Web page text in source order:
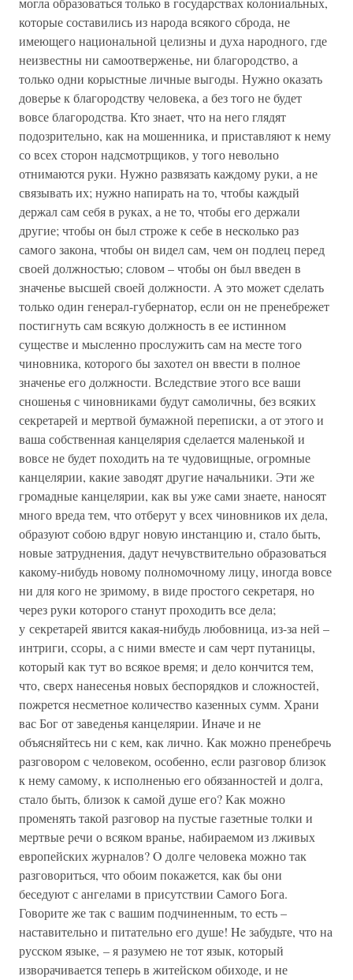
которые составились из народа всякого сброда, не
имеющего национальной целизны и духа народного, где
неизвестны ни самоотверженье, ни благородство, а
только одни корыстные личные выгоды. Нужно оказать
доверье к благородству человека, а без того не будет
вовсе благородства. Кто знает, что на него глядят
подозрительно, как на мошенника, и приставляют к нему
со всех сторон надсмотрщиков, у того невольно
отнимаются руки. Нужно развязать каждому руки, а не
связывать их; нужно напирать на то, чтобы каждый
держал сам себя в руках, а не то, чтобы его держали
другие; чтобы он был строже к себе в несколько раз
самого закона, чтобы он видел сам, чем он подлец перед
своей должностью; словом – чтобы он был введен в
значенье высшей своей должности. A это может сделать
только один генерал-губернатор, если он не пренебрежет
постигнуть сам всякую должность в ее истинном
существе и мысленно прослужить сам на месте того
чиновника, которого бы захотел он ввести в полное
значенье его должности. Вследствие этого все ваши
сношенья с чиновниками будут самоличны, без всяких
секретарей и мертвой бумажной переписки, а от этого и
ваша собственная канцелярия сделается маленькой и
вовсе не будет походить на те чудовищные, огромные
канцелярии, какие заводят другие начальники. Эти же
громадные канцелярии, как вы уже сами знаете, наносят
много вреда тем, что отберут у всех чиновников их дела,
образуют собою вдруг новую инстанцию и, стало быть,
новые затруднения, дадут нечувствительно образоваться
какому-нибудь новому полномочному лицу, иногда вовсе
ни для кого не зримому, в виде простого секретаря, но
через руки которого станут проходить все дела;
у секретарей явится какая-нибудь любовница, из-за ней –
интриги, ссоры, а с ними вместе и сам черт путаницы,
который как тут во всякое время; и дело кончится тем,
что, сверх нанесенья новых беспорядков и сложностей,
пожрется несметное количество казенных сумм. Храни
вас Бог от заведенья канцелярии. Иначе и не
объясняйтесь ни с кем, как лично. Как можно пренебречь
разговором с человеком, особенно, если разговор близок
к нему самому, к исполненью его обязанностей и долга,
стало быть, близок к самой душе его? Как можно
променять такой разговор на пустые газетные толки и
мертвые речи о всяком вранье, набираемом из лживых
европейских журналов? O долге человека можно так
разговориться, что обоим покажется, как бы они
беседуют с ангелами в присутствии Самого Бога.
Говорите же так с вашим подчиненным, то есть –
наставительно и питательно его душе! He забудьте, что на
русском языке, – я разумею не тот язык, который
изворачивается теперь в житейском обиходе, и не